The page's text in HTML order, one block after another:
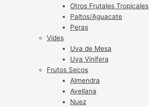
Otros Frutales Tropicales
Paltos/Aguacate
Peras
Vides
Uva de Mesa
Uva Vinífera
Frutos Secos
Almendra
Avellana
Nuez